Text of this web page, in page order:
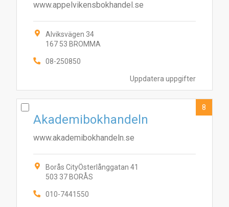
Uppdatera uppgifter
www.appelvikensbokhandel.se
Alviksvägen 34
167 53 BROMMA
08-250850
Akademibokhandeln
www.akademibokhandeln.se
Borås CityÖsterlånggatan 41
503 37 BORÅS
010-7441550
8